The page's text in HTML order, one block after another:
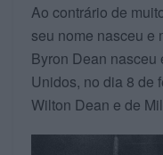
Ao contrário de
seu nome nasceu e
Byron Dean nasceu
Unidos, no dia 8 de
Wilton Dean e de